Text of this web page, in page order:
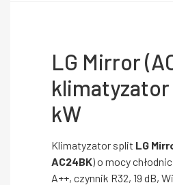
LG Mirror
kW
Klimatyzator split LG
AC24BK) o mocy
A++, czynnik R32, 19 dB,